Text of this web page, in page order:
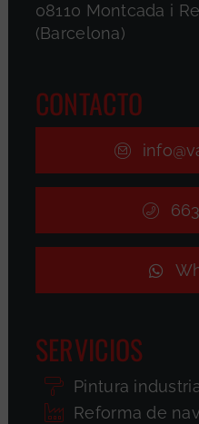
08110 Montcada i
(Barcelona)
CONTACTO
SERVICIOS
Pintura
Reforma de